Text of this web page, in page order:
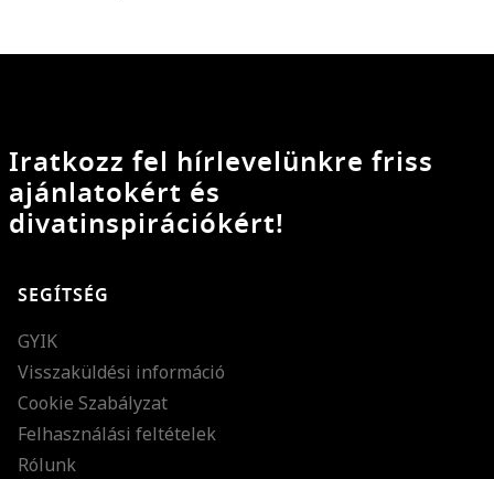
Iratkozz fel hírlevelünkre friss
ajánlatokért és
divatinspirációkért!
SEGÍTSÉG
GYIK
Visszaküldési információ
Cookie Szabályzat
Felhasználási feltételek
Rólunk